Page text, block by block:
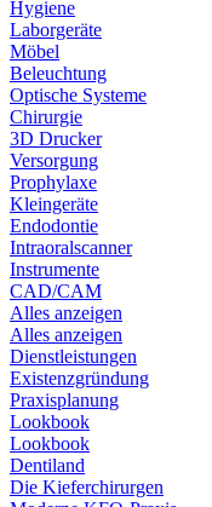
Hygiene
Laborgeräte
Möbel
Beleuchtung
Optische Systeme
Chirurgie
3D Drucker
Versorgung
Prophylaxe
Kleingeräte
Endodontie
Intraoralscanner
Instrumente
CAD/CAM
Alles anzeigen
Alles anzeigen
Dienstleistungen
Existenzgründung
Praxisplanung
Lookbook
Lookbook
Dentiland
Die Kieferchirurgen